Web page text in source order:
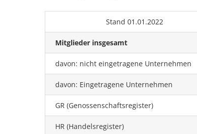
Stand 01.01.2022
Mitglieder insgesamt
davon: nicht eingetragene Unternehmen
davon: Eingetragene Unternehmen
GR (Genossenschaftsregister)
HR (Handelsregister)